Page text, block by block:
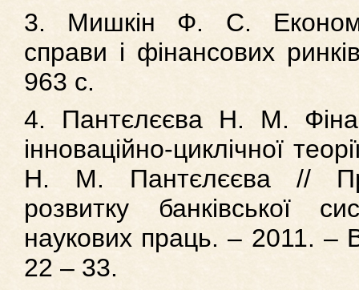
3. Мишкін Ф. С.
справи і фінансових
963 с.
4. Пантєлєєва Н. М.
інноваційно-циклічної
Н. М. Пантєлєєва //
розвитку банківської
наукових праць. – 2011.
22 – 33.